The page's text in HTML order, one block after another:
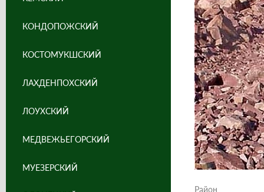
Район
КОНДОПОЖСКИЙ
КОСТОМУКШСКИЙ
ЛАХДЕНПОХСКИЙ
ЛОУХСКИЙ
МЕДВЕЖЬЕГОРСКИЙ
МУЕЗЕРСКИЙ